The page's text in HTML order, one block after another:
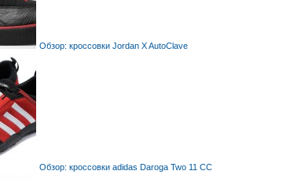
Обзор: кроссовки Jordan X AutoClave
Обзор: кроссовки adidas Daroga Two 11 CC